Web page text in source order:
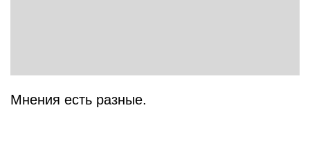
Мнения есть разные.